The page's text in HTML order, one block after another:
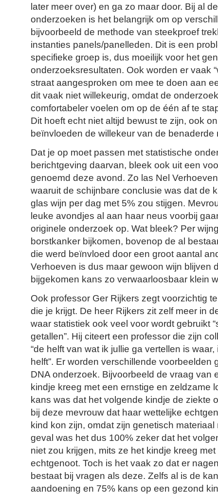
later meer over) en ga zo maar door. Bij al
onderzoeken is het belangrijk om op
bijvoorbeeld de methode van steekproef
instanties panels/panelleden. Dit is een
specifieke groep is, dus moeilijk voor het
onderzoeksresultaten. Ook worden er vaak
straat aangesproken om mee te doen aan
dit vaak niet willekeurig, omdat de
comfortabeler voelen om op de één af te
Dit hoeft echt niet altijd bewust te zijn, ook
beïnvloeden de willekeur van de benaderde
Dat je op moet passen met statistische
berichtgeving daarvan, bleek ook uit een
genoemd deze avond. Zo las Nel
waaruit de schijnbare conclusie was dat de
glas wijn per dag met 5% zou stijgen.
leuke avondjes al aan haar neus voorbij
originele onderzoek op. Wat bleek? Per
borstkanker bijkomen, bovenop de al
die werd beïnvloed door een groot aantal
Verhoeven is dus maar gewoon wijn blijven
bijgekomen kans zo verwaarloosbaar klein
Ook professor Ger Rijkers zegt voorzichtig
die je krijgt. De heer Rijkers zit zelf meer in
waar statistiek ook veel voor wordt gebruikt
getallen”. Hij citeert een professor die zijn
“de helft van wat ik jullie ga vertellen is
helft”. Er worden verschillende voorbeelden
DNA onderzoek. Bijvoorbeeld de vraag van
kindje kreeg met een ernstige en zeldzame
kans was dat het volgende kindje de ziekte
bij deze mevrouw dat haar wettelijke
kind kon zijn, omdat zijn genetisch
geval was het dus 100% zeker dat het
niet zou krijgen, mits ze het kindje kreeg
echtgenoot. Toch is het vaak zo dat er
bestaat bij vragen als deze. Zelfs al is de
aandoening en 75% kans op een gezond